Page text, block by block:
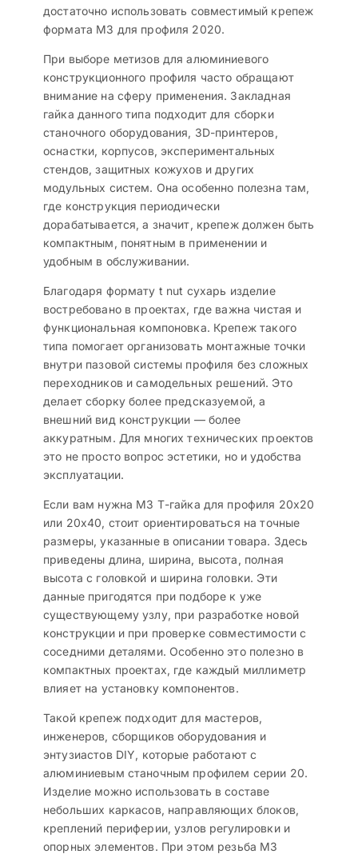
достаточно использовать совместимый крепеж
формата M3 для профиля 2020.
При выборе метизов для алюминиевого
конструкционного профиля часто обращают
внимание на сферу применения. Закладная
гайка данного типа подходит для сборки
станочного оборудования, 3D-принтеров,
оснастки, корпусов, экспериментальных
стендов, защитных кожухов и других
модульных систем. Она особенно полезна там,
где конструкция периодически
дорабатывается, а значит, крепеж должен быть
компактным, понятным в применении и
удобным в обслуживании.
Благодаря формату t nut сухарь изделие
востребовано в проектах, где важна чистая и
функциональная компоновка. Крепеж такого
типа помогает организовать монтажные точки
внутри пазовой системы профиля без сложных
переходников и самодельных решений. Это
делает сборку более предсказуемой, а
внешний вид конструкции — более
аккуратным. Для многих технических проектов
это не просто вопрос эстетики, но и удобства
эксплуатации.
Если вам нужна M3 Т-гайка для профиля 20х20
или 20х40, стоит ориентироваться на точные
размеры, указанные в описании товара. Здесь
приведены длина, ширина, высота, полная
высота с головкой и ширина головки. Эти
данные пригодятся при подборе к уже
существующему узлу, при разработке новой
конструкции и при проверке совместимости с
соседними деталями. Особенно это полезно в
компактных проектах, где каждый миллиметр
влияет на установку компонентов.
Такой крепеж подходит для мастеров,
инженеров, сборщиков оборудования и
энтузиастов DIY, которые работают с
алюминиевым станочным профилем серии 20.
Изделие можно использовать в составе
небольших каркасов, направляющих блоков,
креплений периферии, узлов регулировки и
опорных элементов. При этом резьба M3